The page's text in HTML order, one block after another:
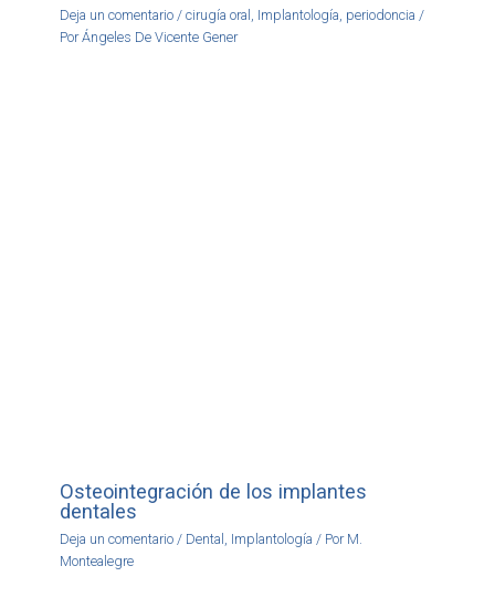
Deja un comentario /cirugía oral Implantología periodoncia /
PorÁngeles De Vicente Gener
Osteointegración de los implantes
dentales
Deja un comentario / Dental , Implantología / Por M.
Montealegre